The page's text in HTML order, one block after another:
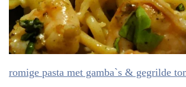
romige pasta met gamba`s & gegrilde